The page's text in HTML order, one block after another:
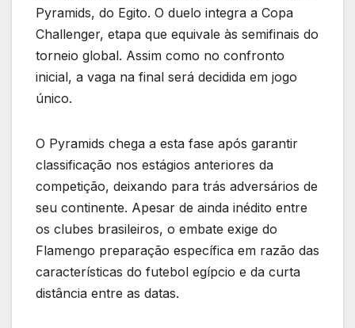
Pyramids, do Egito. O duelo integra a Copa
Challenger, etapa que equivale às semifinais do
torneio global. Assim como no confronto
inicial, a vaga na final será decidida em jogo
único.
O Pyramids chega a esta fase após garantir
classificação nos estágios anteriores da
competição, deixando para trás adversários de
seu continente. Apesar de ainda inédito entre
os clubes brasileiros, o embate exige do
Flamengo preparação específica em razão das
características do futebol egípcio e da curta
distância entre as datas.